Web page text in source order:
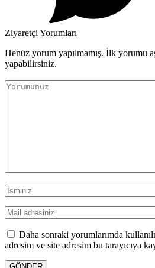
Ziyaretçi Yorumları
Henüz yorum yapılmamış. İlk yorumu
yapabilirsiniz.
Daha sonraki yorumlarımda
adresim ve site adresim bu tarayıcıya